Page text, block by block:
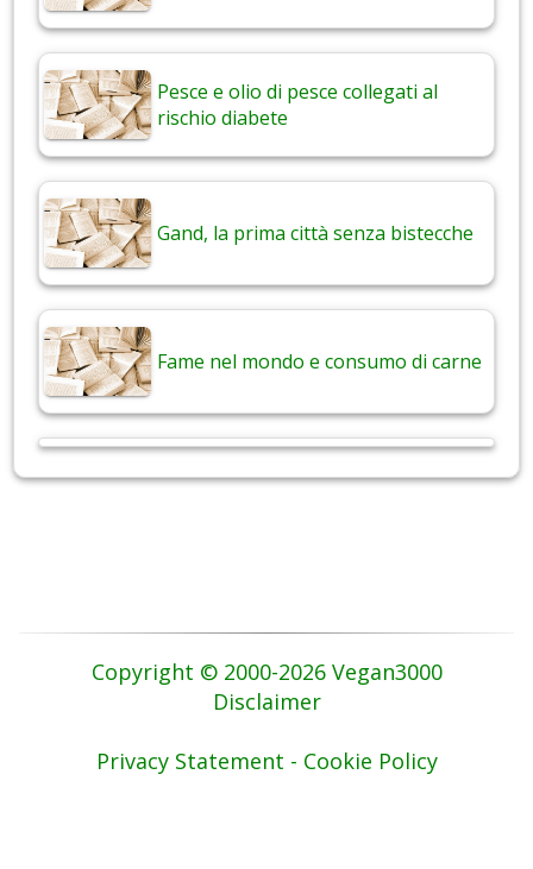
Pesce e olio di pesce collegati al
rischio diabete
Gand, la prima città senza bistecche
Fame nel mondo e consumo di carne
Copyright © 2000-2026 Vegan3000
Disclaimer
Privacy Statement - Cookie Policy